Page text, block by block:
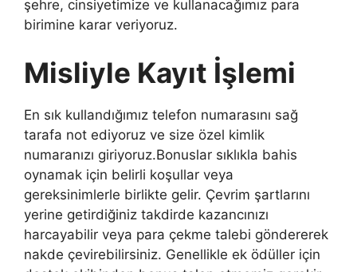
şehre, cinsiyetimize ve kullanacağımız para
birimine karar veriyoruz.
Misliyle Kayıt İşlemi
En sık kullandığımız telefon numarasını sağ
tarafa not ediyoruz ve size özel kimlik
numaranızı giriyoruz.Bonuslar sıklıkla bahis
oynamak için belirli koşullar veya
gereksinimlerle birlikte gelir. Çevrim şartlarını
yerine getirdiğiniz takdirde kazancınızı
harcayabilir veya para çekme talebi göndererek
nakde çevirebilirsiniz. Genellikle ek ödüller için